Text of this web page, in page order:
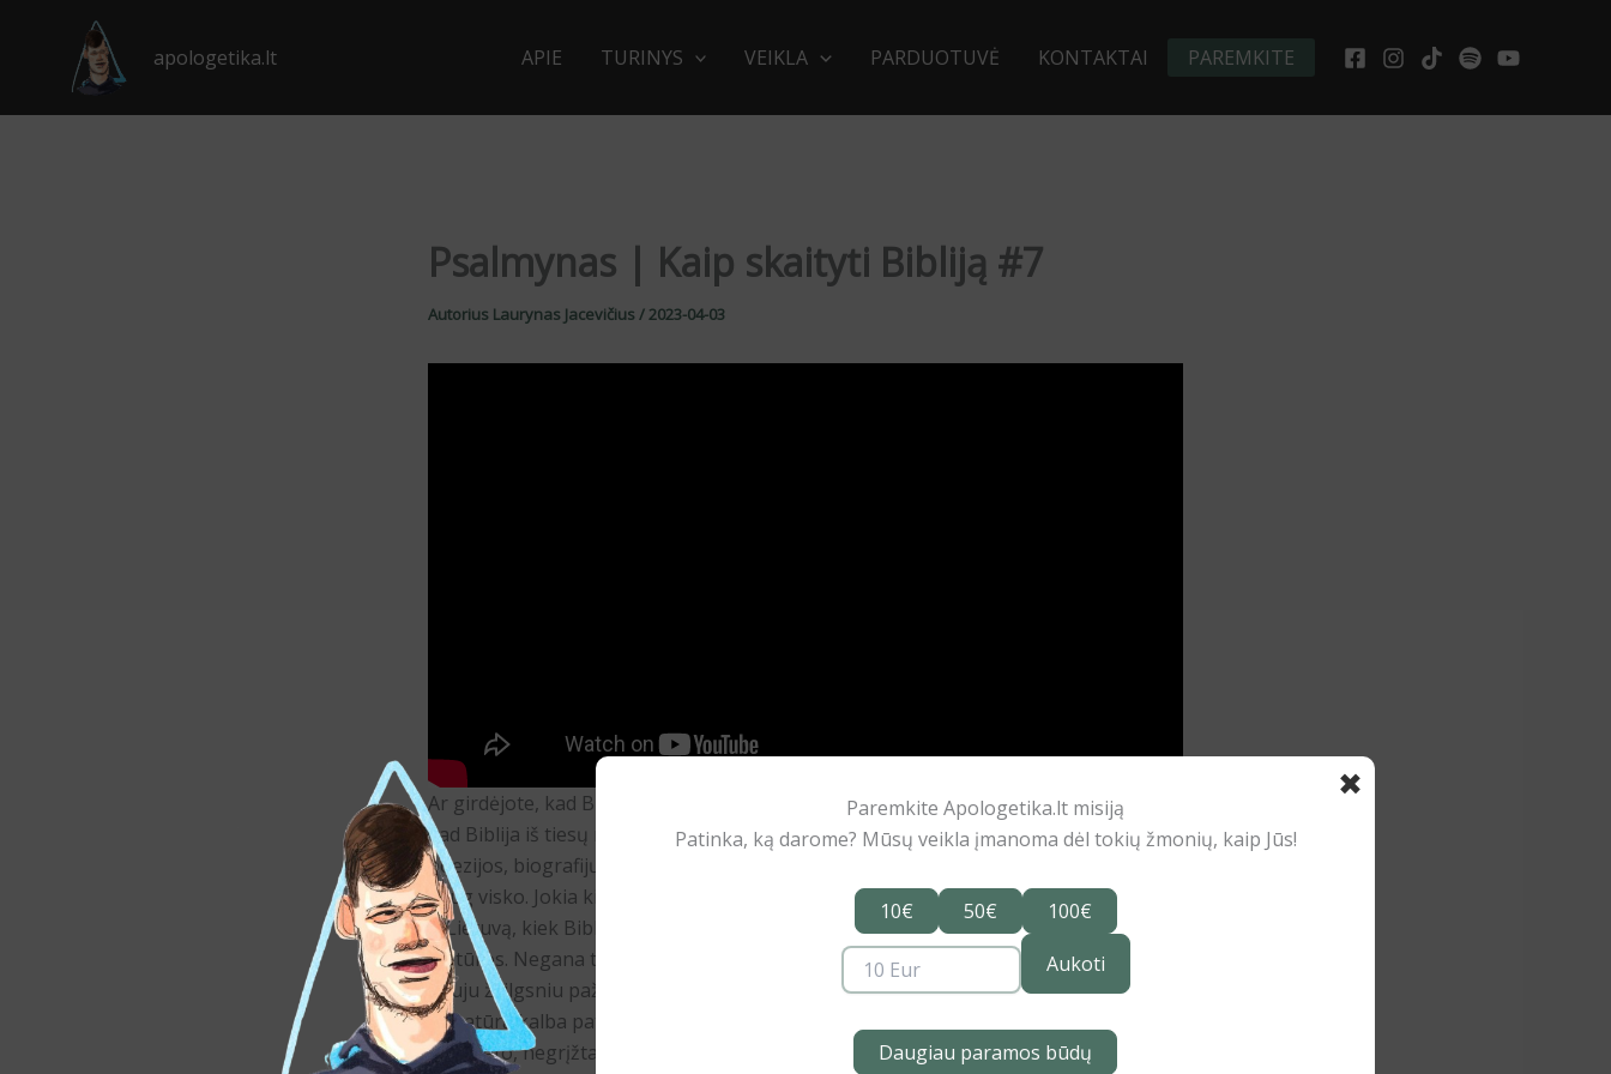
apologetika.lt APIE TURINYS VEIKLA PARDUOTUVĖ KONTAKTAI PAREMKITE
Psalmynas | Kaip skaityti Bibliją #7
Autorius Laurynas Jacevičius /2023-04-03
Ar girdėjote, kad Biblija yra populiariausia visų laikų knyga pasaulyje? O ar žinojote,
kad Biblija iš tiesų nėra viena knyga, o visa biblioteka? Joje apstu pasakojimų,
poezijos, biografijų, istorinių naratyvų, patarlių, laiškų, apokaliptinių raštų ir dar
daug visko. Jokia kita literatūra nėra padariusi tiek įtakos Vakarų pasauliui, įskaitant
ir Lietuvą, kiek Biblija. Tad, nesuprantant jos, nepavyks suprasti ir mus supančios
kultūros. Negana to, Biblija, atskleisdama žmogaus būklę pasaulyje, padeda mums
nauju žvilgsniu pažvelgti ir į save pačius. Galiausiai, krikščionys tiki, kad per biblinę
literatūrą kalba pats Dievas, o visas jos pasakojimas nuosekliai veda prie Jėzaus iš
Nazareto, negrįžtamai pakeitusio visą žmonijos istoriją.
✖
Paremkite Apologetika.lt misiją
Patinka, ką darome? Mūsų veikla įmanoma dėl tokių žmonių, kaip Jūs!
10€ 50€
100€
Aukoti
Daugiau paramos būdų